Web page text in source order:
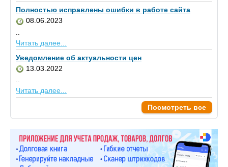
Полностью исправлены ошибки в работе сайта
08.06.2023
Читать далее...
Уведомление об актуальности цен
13.03.2022
Читать далее...
Посмотреть все